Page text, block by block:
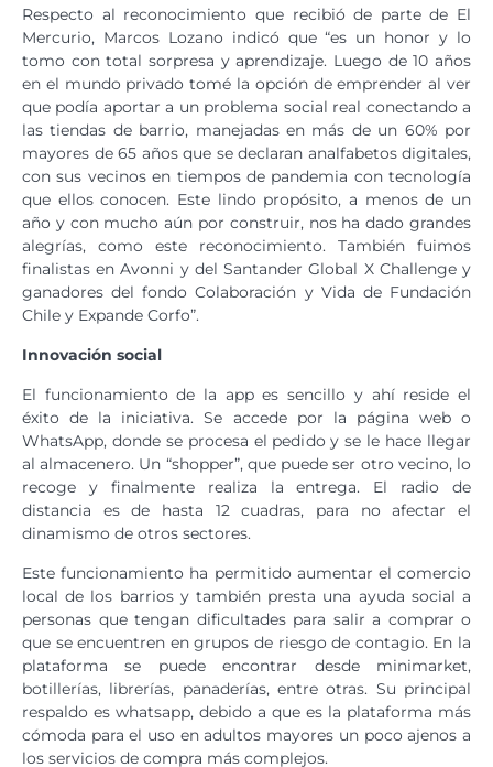
Respecto al reconocimiento que recibió de parte de El
Mercurio, Marcos Lozano indicó que “es un honor y lo
tomo con total sorpresa y aprendizaje. Luego de 10 años
en el mundo privado tomé la opción de emprender al ver
que podía aportar a un problema social real conectando a
las tiendas de barrio, manejadas en más de un 60% por
mayores de 65 años que se declaran analfabetos digitales,
con sus vecinos en tiempos de pandemia con tecnología
que ellos conocen. Este lindo propósito, a menos de un
año y con mucho aún por construir, nos ha dado grandes
alegrías, como este reconocimiento. También fuimos
finalistas en Avonni y del Santander Global X Challenge y
ganadores del fondo Colaboración y Vida de Fundación
Chile y Expande Corfo”.
Innovación social
El funcionamiento de la app es sencillo y ahí reside el
éxito de la iniciativa. Se accede por la página web o
WhatsApp, donde se procesa el pedido y se le hace llegar
al almacenero. Un “shopper”, que puede ser otro vecino, lo
recoge y finalmente realiza la entrega. El radio de
distancia es de hasta 12 cuadras, para no afectar el
dinamismo de otros sectores.
Este funcionamiento ha permitido aumentar el comercio
local de los barrios y también presta una ayuda social a
personas que tengan dificultades para salir a comprar o
que se encuentren en grupos de riesgo de contagio. En la
plataforma se puede encontrar desde minimarket,
botillerías, librerías, panaderías, entre otras. Su principal
respaldo es whatsapp, debido a que es la plataforma más
cómoda para el uso en adultos mayores un poco ajenos a
los servicios de compra más complejos.